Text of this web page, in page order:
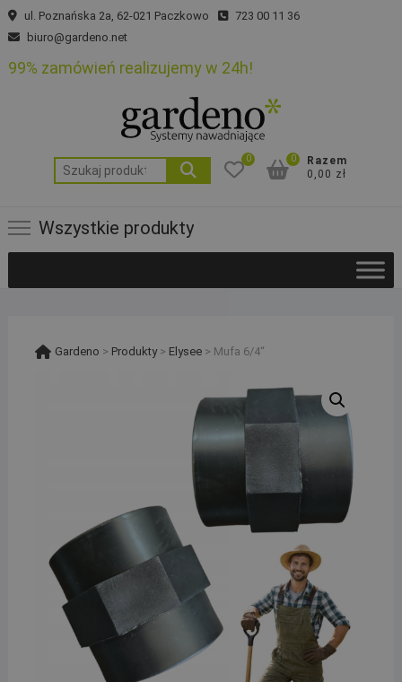
Skip
to
ul. Poznańska 2a, 62-021 Paczkowo
723 00 11 36
biuro@gardeno.net
99% zamówień realizujemy w 24h!
Szukaj:
0
Razem
0,00 zł
0
Wszystkie produkty
Gardeno > Produkty> Elysee> Mufa 6/4“